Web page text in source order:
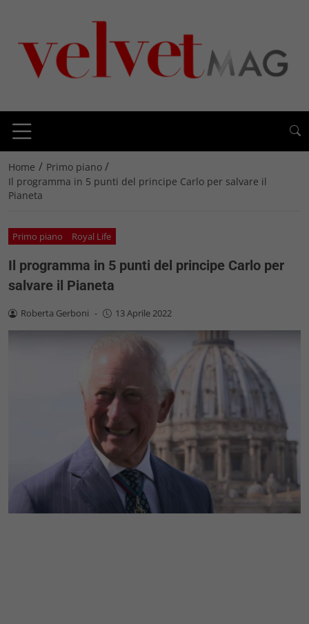
Home / Primo piano /
Il programma in 5 punti del principe Carlo per salvare il
Pianeta
Primo piano Royal Life
Il programma in 5 punti del principe Carlo per
salvare il Pianeta
Roberta Gerboni - 13 Aprile 2022